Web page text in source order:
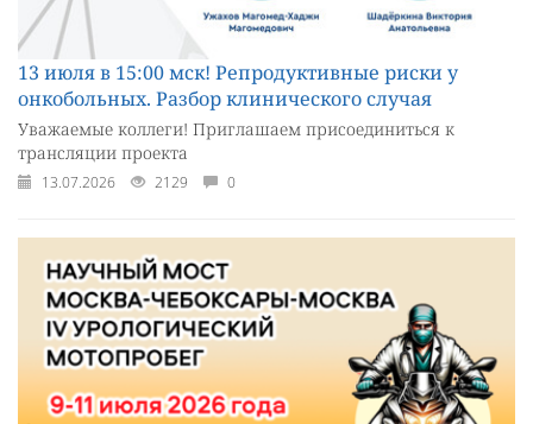
13 июля в 15:00 мск! Репродуктивные риски у
онкобольных. Разбор клинического случая
Уважаемые коллеги! Приглашаем присоединиться к
трансляции проекта
13.07.2026 2129 0